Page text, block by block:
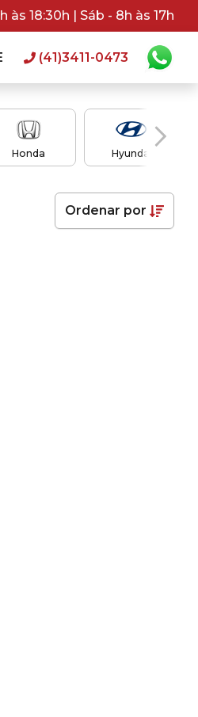
às 18:30h | Sáb - 8h às 17h
(41)3411-0473
Honda Hyundai
Ordenar por